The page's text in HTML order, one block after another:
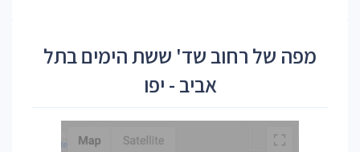
מפה של רחוב שד' ששת הימים בתל
אביב - יפו